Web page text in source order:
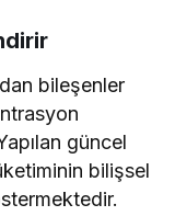
bileşenler
güncel
bilişsel